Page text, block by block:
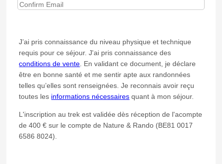
J’ai pris connaissance du niveau physique et technique
requis pour ce séjour. J'ai pris connaissance des
conditions de vente . En validant ce document, je déclare
être en bonne santé et me sentir apte aux randonnées
telles qu’elles sont renseignées. Je reconnais avoir reçu
toutes les informations nécessaires quant à mon séjour.
L'inscription au trek est validée dès réception de l'acompte
de 400 € sur le compte de Nature & Rando (BE81 0017
6586 8024).